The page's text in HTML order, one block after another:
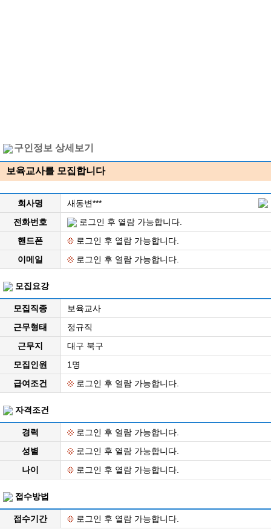
구인정보 상세보기
보육교사를 모집합니다
회사명
새동변***
전화번호
로그인 후 열람 가능합니다.
핸드폰
로그인 후 열람 가능합니다.
이메일
로그인 후 열람 가능합니다.
모집요강
모집직종
보육교사
근무형태
정규직
근무지
대구 북구
모집인원
1명
급여조건
로그인 후 열람 가능합니다.
자격조건
경력
로그인 후 열람 가능합니다.
성별
로그인 후 열람 가능합니다.
나이
로그인 후 열람 가능합니다.
접수방법
접수기간 로그인 후 열람 가능합니다.